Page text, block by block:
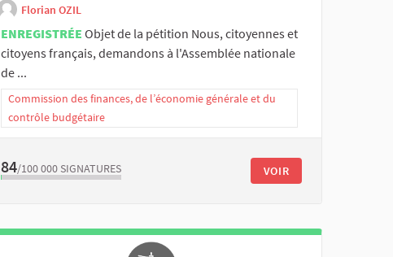
Florian OZIL
ENREGISTRÉE Objet de la pétition Nous, citoyennes et
citoyens français, demandons à l'Assemblée nationale
de ...
Commission des finances, de l’économie générale et du
contrôle budgétaire
84/100 000 SIGNATURES VOIR